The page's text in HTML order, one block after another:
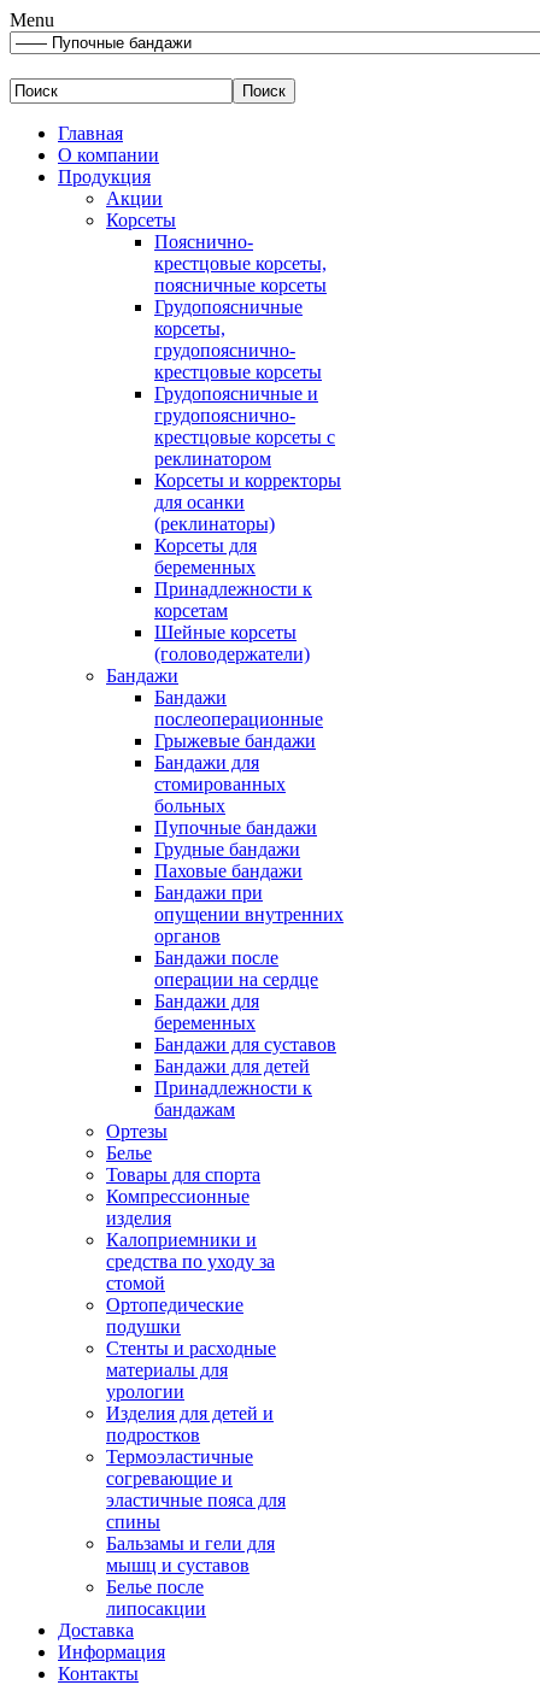
Menu
Главная
О компании
Продукция
Акции
Корсеты
Пояснично-
крестцовые корсеты,
поясничные корсеты
Грудопоясничные
корсеты,
грудопояснично-
крестцовые корсеты
Грудопоясничные и
грудопояснично-
крестцовые корсеты с
реклинатором
Корсеты и корректоры
для осанки
(реклинаторы)
Корсеты для
беременных
Принадлежности к
корсетам
Шейные корсеты
(головодержатели)
Бандажи
Бандажи
послеоперационные
Грыжевые бандажи
Бандажи для
стомированных
больных
Пупочные бандажи
Грудные бандажи
Паховые бандажи
Бандажи при
опущении внутренних
органов
Бандажи после
операции на сердце
Бандажи для
беременных
Бандажи для суставов
Бандажи для детей
Принадлежности к
бандажам
Ортезы
Белье
Товары для спорта
Компрессионные
изделия
Калоприемники и
средства по уходу за
стомой
Ортопедические
подушки
Стенты и расходные
материалы для
урологии
Изделия для детей и
подростков
Термоэластичные
согревающие и
эластичные пояса для
спины
Бальзамы и гели для
мышц и суставов
Белье после
липосакции
Доставка
Информация
Контакты